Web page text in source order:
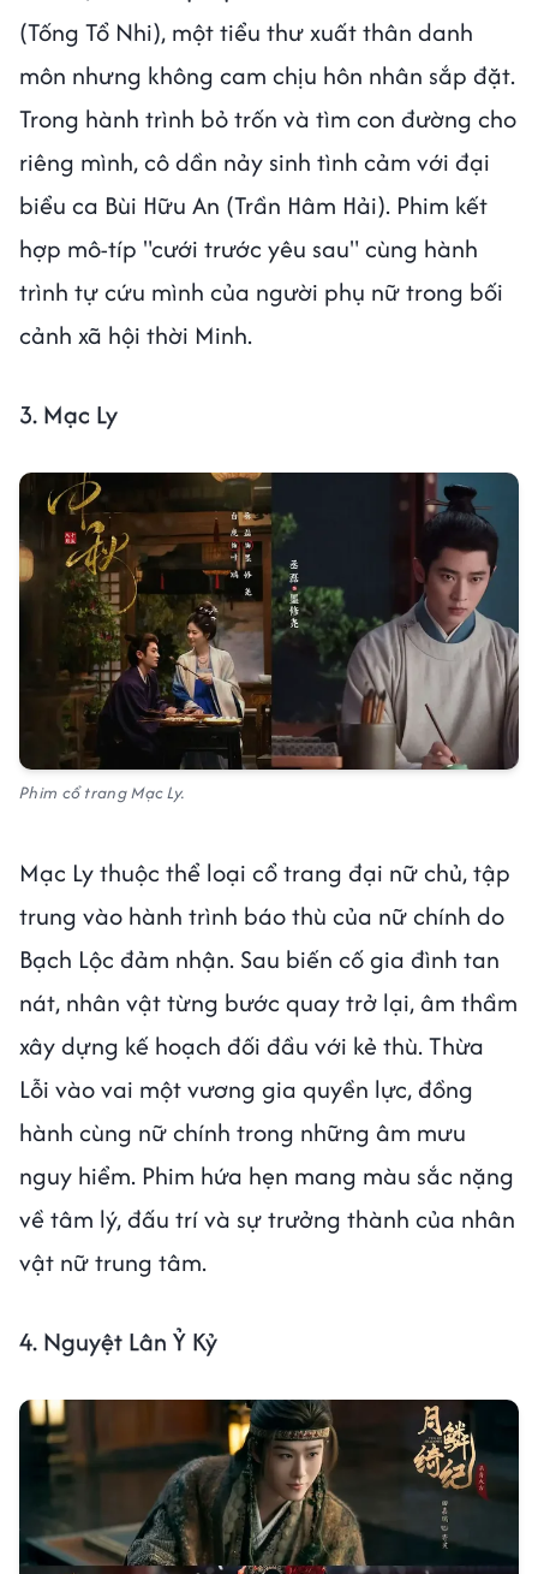
(Tống Tổ Nhi), một tiểu thư xuất thân danh
môn nhưng không cam chịu hôn nhân sắp đặt.
Trong hành trình bỏ trốn và tìm con đường cho
riêng mình, cô dần nảy sinh tình cảm với đại
biểu ca Bùi Hữu An (Trần Hâm Hải). Phim kết
hợp mô-típ "cưới trước yêu sau" cùng hành
trình tự cứu mình của người phụ nữ trong bối
cảnh xã hội thời Minh.
3. Mạc Ly
Phim cổ trang Mạc Ly.
Mạc Ly thuộc thể loại cổ trang đại nữ chủ, tập
trung vào hành trình báo thù của nữ chính do
Bạch Lộc đảm nhận. Sau biến cố gia đình tan
nát, nhân vật từng bước quay trở lại, âm thầm
xây dựng kế hoạch đối đầu với kẻ thù. Thừa
Lỗi vào vai một vương gia quyền lực, đồng
hành cùng nữ chính trong những âm mưu
nguy hiểm. Phim hứa hẹn mang màu sắc nặng
về tâm lý, đấu trí và sự trưởng thành của nhân
vật nữ trung tâm.
4. Nguyệt Lân Ỷ Kỷ